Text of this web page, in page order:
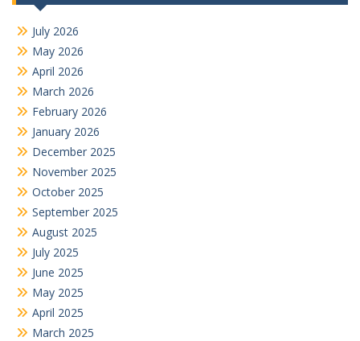
July 2026
May 2026
April 2026
March 2026
February 2026
January 2026
December 2025
November 2025
October 2025
September 2025
August 2025
July 2025
June 2025
May 2025
April 2025
March 2025